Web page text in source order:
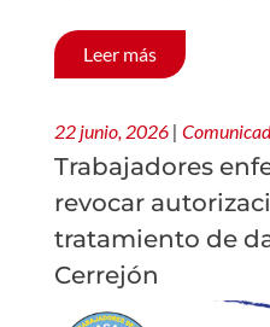
Leer más
22 junio, 2026 |
Trabajadores
revocar
tratamiento de
Cerrejón